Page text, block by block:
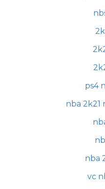
ps4
nba 2k21
nba
vc